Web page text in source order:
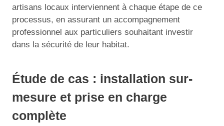
artisans locaux interviennent à chaque étape de ce
processus, en assurant un accompagnement
professionnel aux particuliers souhaitant investir
dans la sécurité de leur habitat.
Étude de cas : installation sur-
mesure et prise en charge
complète